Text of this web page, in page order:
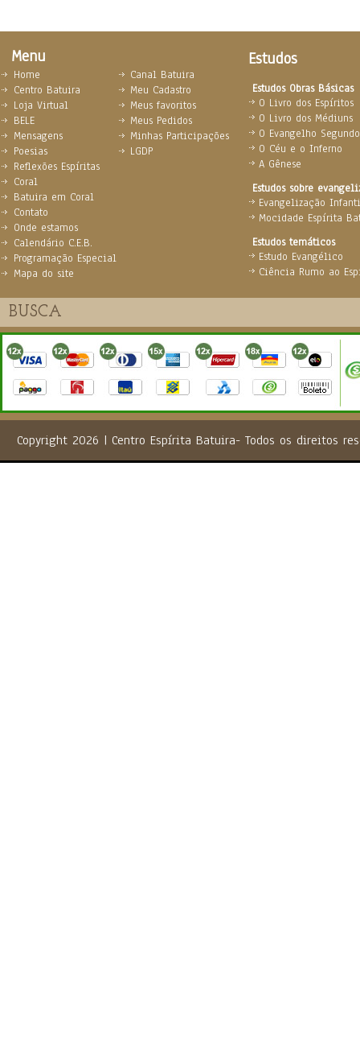
Menu Estudos
Estudos Obras Básicas
O Livro dos Espíritos
O Livro dos Médiuns
O Evangelho
O Céu e o Inferno
A Gênese
Estudos sobre
Evangelização
Mocidade Espírita
Estudos temáticos
Estudo Evangélico
Ciência Rumo ao
Home
Centro Batuira
Loja Virtual
BELE
Mensagens
Poesias
Reflexões Espíritas
Coral
Batuira em Coral
Contato
Onde estamos
Calendário C.E.B.
Programação Especial
Mapa do site
Canal Batuira
Meu Cadastro
Meus favoritos
Meus Pedidos
Minhas Participações
LGDP
Copyright 2026 | Centro Espírita Batuira- Todos os